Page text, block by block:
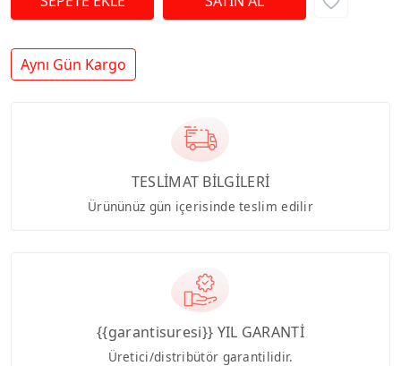
Aynı Gün Kargo
TESLİMAT BİLGİLERİ
Ürününüz gün içerisinde teslim edilir
{{garantisuresi}} YIL GARANTİ
Üretici/distribütör garantilidir.